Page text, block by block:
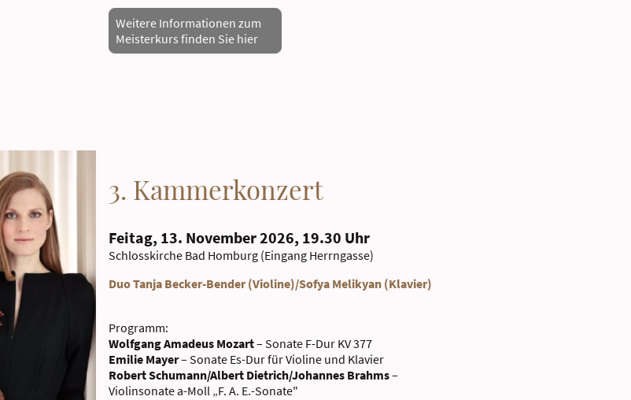
Weitere Informationen zum
Meisterkurs finden Sie hier
3. Kammerkonzert
Feitag, 13. November 2026, 19.30 Uhr
Schlosskirche Bad Homburg (Eingang Herrngasse)
Duo Tanja Becker-Bender (Violine)/Sofya Melikyan (Klavier)
Programm:
Wolfgang Amadeus Mozart– Sonate F-Dur KV 377
Emilie Mayer– Sonate Es-Dur für Violine und Klavier
Robert Schumann/Albert Dietrich/Johannes Brahms–
Violinsonate a-Moll „F. A. E.-Sonate"